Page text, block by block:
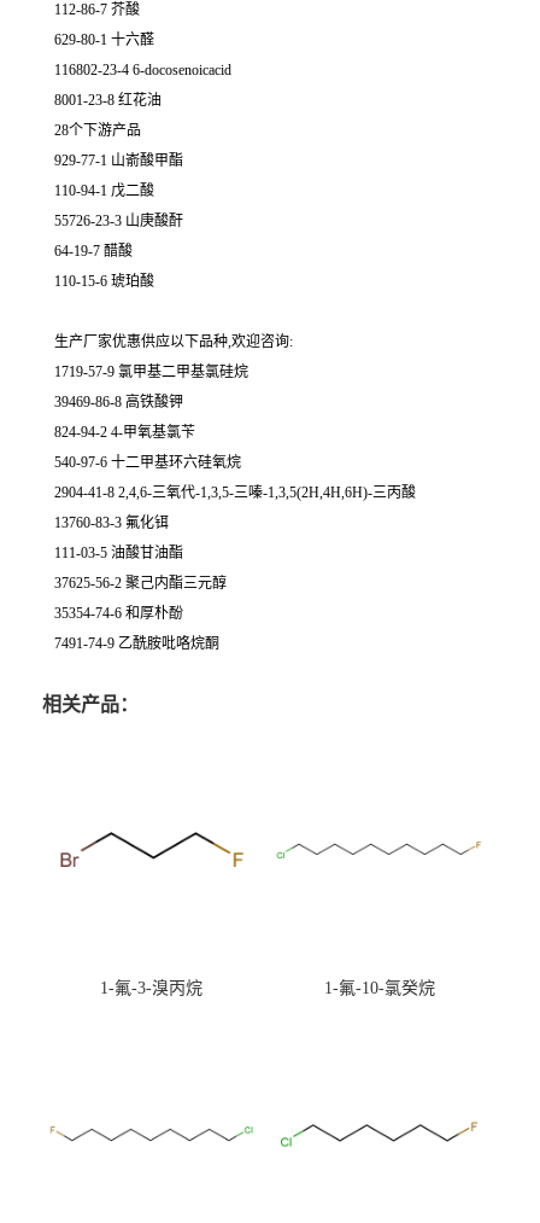
112-86-7 芥酸
629-80-1 十六醛
116802-23-4 6-docosenoicacid
8001-23-8 红花油
28个下游产品
929-77-1 山嵛酸甲酯
110-94-1 戊二酸
55726-23-3 山庚酸酐
64-19-7 醋酸
110-15-6 琥珀酸
生产厂家优惠供应以下品种,欢迎咨询:
1719-57-9 氯甲基二甲基氯硅烷
39469-86-8 高铁酸钾
824-94-2 4-甲氧基氯苄
540-97-6 十二甲基环六硅氧烷
2904-41-8 2,4,6-三氧代-1,3,5-三嗪-1,3,5(2H,4H,6H)-三丙酸
13760-83-3 氟化铒
111-03-5 油酸甘油酯
37625-56-2 聚己内酯三元醇
35354-74-6 和厚朴酚
7491-74-9 乙酰胺吡咯烷酮
相关产品：
1-氟-3-溴丙烷 1-氟-10-氯癸烷